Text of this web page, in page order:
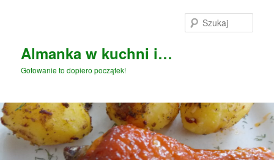
Almanka w kuchni i…
Gotowanie to dopiero początek!